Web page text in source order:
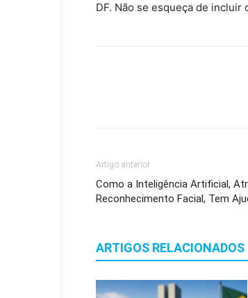
DF. Não se esqueça de
Artigo anterior
Como a Inteligência Artificial,
Reconhecimento Facial, Tem
ARTIGOS RELACIONADOS